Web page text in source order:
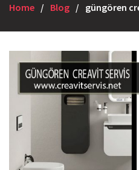
Home Blog güngören